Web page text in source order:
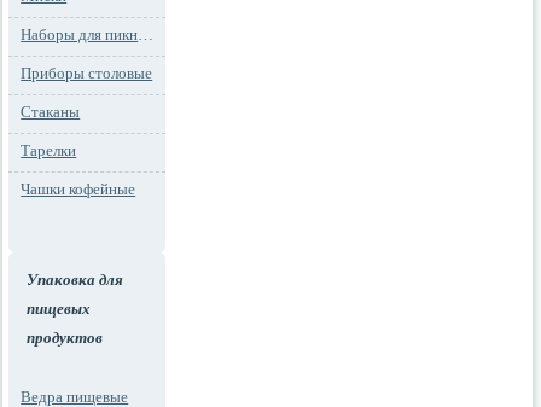
Наборы для пикника
Приборы столовые
Стаканы
Тарелки
Чашки кофейные
Упаковка для
пищевых
продуктов
Ведра пищевые